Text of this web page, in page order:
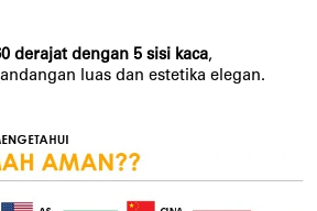
derajat dengan 5 sisi kaca,
luas dan estetika elegan.